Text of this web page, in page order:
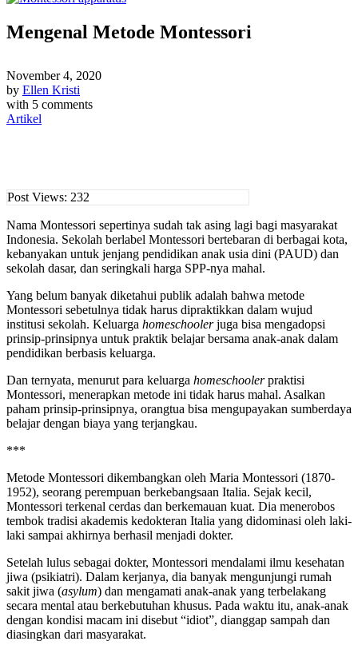
Mengenal Metode Montessori
November 4, 2020
by Ellen Kristi
with 5 comments
Artikel
Post Views: 232
Nama Montessori sepertinya sudah tak asing lagi bagi masyarakat
Indonesia. Sekolah berlabel Montessori bertebaran di berbagai kota,
kebanyakan untuk jenjang pendidikan anak usia dini (PAUD) dan
sekolah dasar, dan seringkali harga SPP-nya mahal.
Yang belum banyak diketahui publik adalah bahwa metode
Montessori sebetulnya tidak harus dipraktikkan dalam wujud
institusi sekolah. Keluarga homeschoolerjuga bisa mengadopsi
prinsip-prinsipnya untuk praktik belajar bersama anak-anak dalam
pendidikan berbasis keluarga.
Dan ternyata, menurut para keluarga homeschoolerpraktisi
Montessori, menerapkan metode ini tidak harus mahal. Asalkan
paham prinsip-prinsipnya, orangtua bisa mengupayakan sumberdaya
belajar dengan biaya yang terjangkau.
***
Metode Montessori dikembangkan oleh Maria Montessori (1870-
1952), seorang perempuan berkebangsaan Italia. Sejak kecil,
Montessori terkenal cerdas dan berkemauan kuat. Dia menerobos
tembok tradisi akademis kedokteran Italia yang didominasi oleh laki-
laki sampai akhirnya berhasil menjadi dokter.
Setelah lulus sebagai dokter, Montessori mendalami ilmu kesehatan
jiwa (psikiatri). Dalam kerjanya, dia banyak mengunjungi rumah
sakit jiwa (asylum) dan mengamati anak-anak yang terbelakang
secara mental atau berkebutuhan khusus. Pada waktu itu, anak-anak
dengan kondisi macam ini disebut “idiot”, dianggap sampah dan
diasingkan dari masyarakat.